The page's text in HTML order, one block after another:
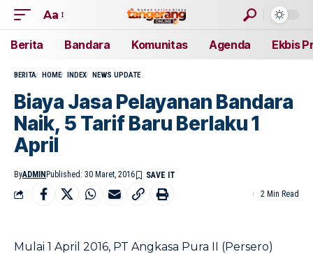
Aa
Berita Bandara Komunitas Agenda Ekbis
BERITA HOME INDEX NEWS UPDATE
Biaya Jasa Pelayanan Bandara
Naik, 5 Tarif Baru Berlaku 1
April
ByADMIN Published: 30 Maret, 2016
2 Min Read
Mulai 1 April 2016, PT Angkasa Pura II (Persero)